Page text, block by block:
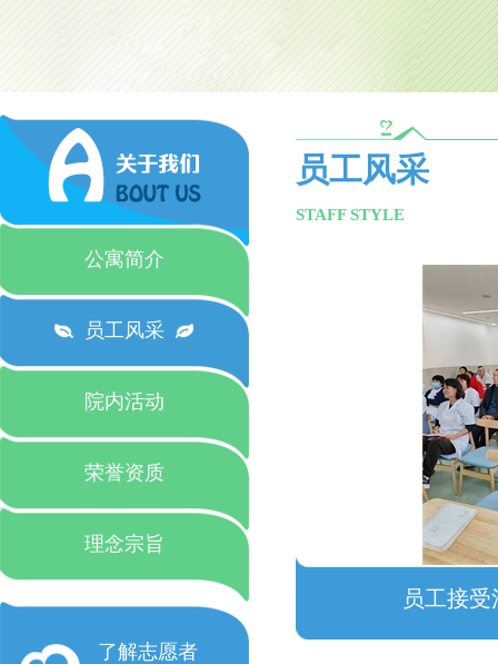
公寓简介
员工风采
院内活动
荣誉资质
理念宗旨
了解志愿者
员工风采
STAFF STYLE
员工接